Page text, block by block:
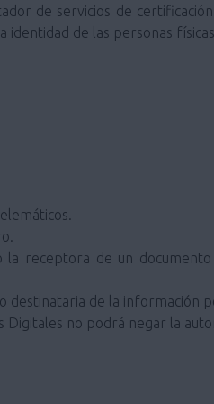
de servicios de
de las personas
receptora de un
destinataria de la información
Digitales no podrá negar la